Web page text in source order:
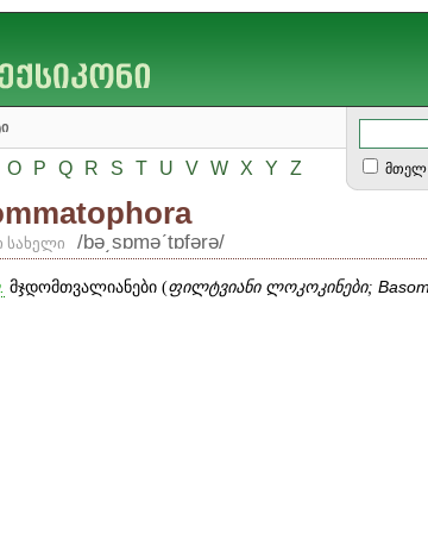
O P Q R S T U V W X Y Z მთელ
სახელი /bə͵sɒməʹtɒfərə/
მჯდომთვალიანები (ფილტვიანი ლოკოკინები;